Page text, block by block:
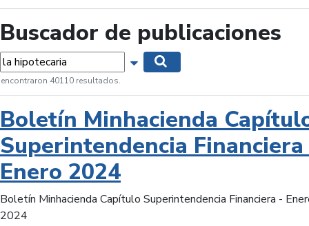
Buscador de publicaciones
Mostrar opciones de búsqueda
encontraron 40110 resultados.
Boletín Minhacienda
Superintendencia
Enero 2024
Boletín Minhacienda Capítulo Superintendencia Financiera -
2024